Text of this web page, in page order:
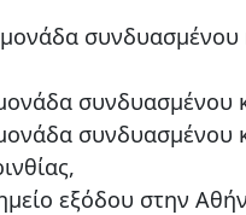
συνδυασμένου
συνδυασμένου
εξόδου στην